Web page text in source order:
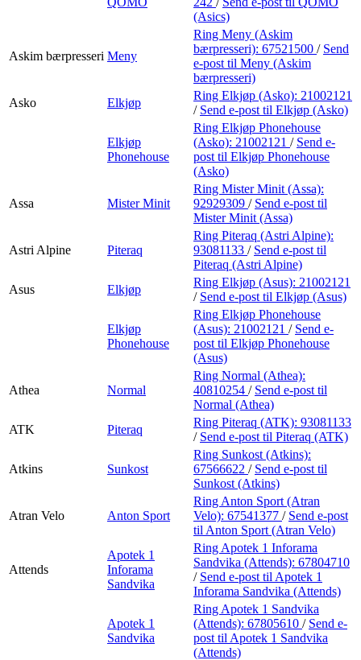
(Asics)
Askim bærpresseri Meny
Ring Meny (Askim
bærpresseri): 67521500 / Send
e-post til Meny (Askim
bærpresseri)
Asko
Elkjøp
Ring Elkjøp (Asko): 21002121
/ Send e-post til Elkjøp (Asko)
Elkjøp
Phonehouse
Ring Elkjøp Phonehouse
(Asko): 21002121 / Send e-
post til Elkjøp Phonehouse
(Asko)
Assa Mister Minit
Ring Mister Minit (Assa):
92929309 / Send e-post til
Mister Minit (Assa)
Astri Alpine Piteraq
Ring Piteraq (Astri Alpine):
93081133 / Send e-post til
Piteraq (Astri Alpine)
Asus
Elkjøp
Ring Elkjøp (Asus): 21002121
/ Send e-post til Elkjøp (Asus)
Elkjøp
Phonehouse
Ring Elkjøp Phonehouse
(Asus): 21002121 / Send e-
post til Elkjøp Phonehouse
(Asus)
Athea Normal
Ring Normal (Athea):
40810254 / Send e-post til
Normal (Athea)
ATK
Piteraq
Ring Piteraq (ATK): 93081133
/ Send e-post til Piteraq (ATK)
Atkins Sunkost
Ring Sunkost (Atkins):
67566622 / Send e-post til
Sunkost (Atkins)
Atran Velo Anton Sport
Ring Anton Sport (Atran
Velo): 67541377 / Send e-post
til Anton Sport (Atran Velo)
Attends
Apotek 1
Inforama
Sandvika
Ring Apotek 1 Inforama
Sandvika (Attends): 67804710
/ Send e-post til Apotek 1
Inforama Sandvika (Attends)
Apotek 1
Sandvika
Ring Apotek 1 Sandvika
(Attends): 67805610 / Send e-
post til Apotek 1 Sandvika
(Attends)